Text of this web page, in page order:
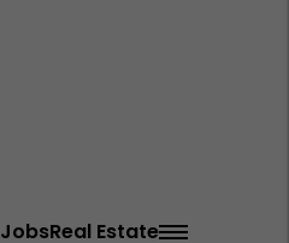
JobsReal Estate